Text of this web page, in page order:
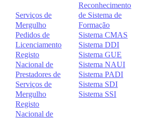
Serviços de
Mergulho
Pedidos de
Licenciamento
Registo
Nacional de
Prestadores de
Serviços de
Mergulho
Registo
Nacional de
Reconhecimento
de Sistema de
Formação
Sistema CMAS
Sistema DDI
Sistema GUE
Sistema NAUI
Sistema PADI
Sistema SDI
Sistema SSI